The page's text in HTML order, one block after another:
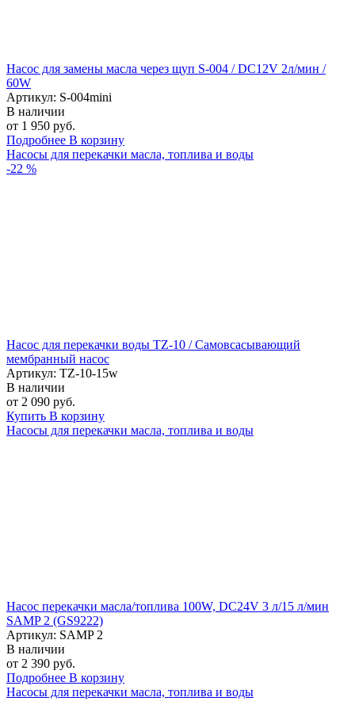
Насос для замены масла через щуп S-004 / DC12V 2л/мин /
60W
Артикул: S-004mini
В наличии
от 1 950 руб.
Подробнее В корзину
Насосы для перекачки масла, топлива и воды
-22 %
Насос для перекачки воды TZ-10 / Самовсасывающий
мембранный насос
Артикул: TZ-10-15w
В наличии
от 2 090 руб.
Купить В корзину
Насосы для перекачки масла, топлива и воды
Насос перекачки масла/топлива 100W, DC24V 3 л/15 л/мин
SAMP 2 (GS9222)
Артикул: SAMP 2
В наличии
от 2 390 руб.
Подробнее В корзину
Насосы для перекачки масла, топлива и воды